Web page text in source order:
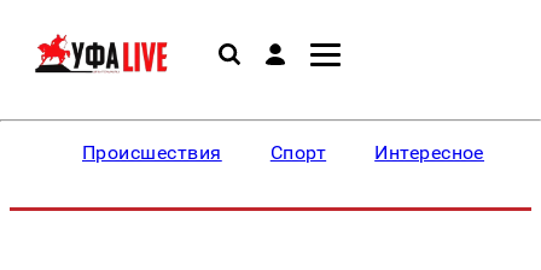
Происшествия Спорт Интересное